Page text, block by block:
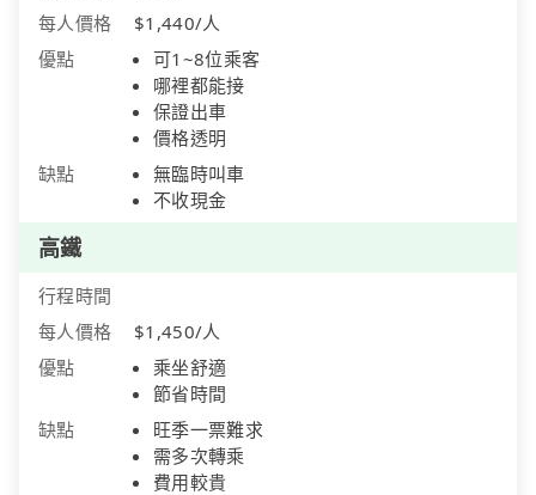
每人價格
$1,440/人
優點
可1~8位乘客
哪裡都能接
保證出車
價格透明
缺點
無臨時叫車
不收現金
高鐵
行程時間
每人價格
$1,450/人
優點
乘坐舒適
節省時間
缺點
旺季一票難求
需多次轉乘
費用較貴